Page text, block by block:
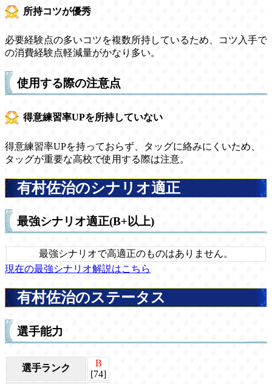
所持コツが優秀
必要経験点の多いコツを複数所持しているため、コツ入手で
の消費経験点軽減量がかなり多い。
使用する際の注意点
得意練習率UPを所持していない
得意練習率UPを持っておらず、タッグに絡みにくいため、
タッグが重要な高校で使用する際は注意。
有村佐治のシナリオ適正
最強シナリオ適正(B+以上)
最強シナリオで高適正のものはありません。
現在の最強シナリオ解説はこちら
有村佐治のステータス
選手能力
選手ランク
B
[74]